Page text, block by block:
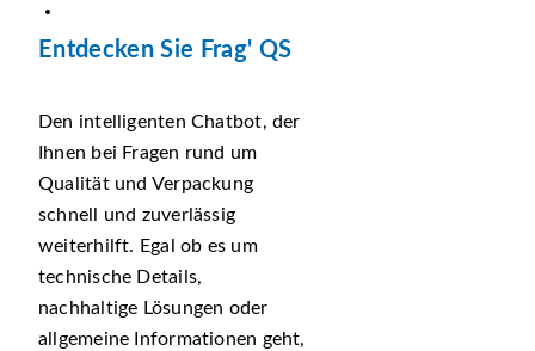
Entdecken Sie Frag' QS
Den intelligenten Chatbot, der
Ihnen bei Fragen rund um
Qualität und Verpackung
schnell und zuverlässig
weiterhilft. Egal ob es um
technische Details,
nachhaltige Lösungen oder
allgemeine Informationen geht,